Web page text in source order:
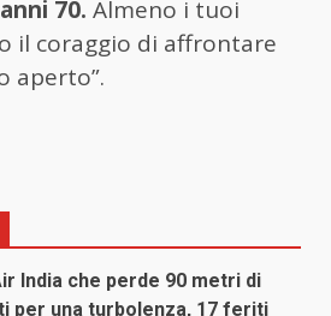
70. Almeno i tuoi
il coraggio di affrontare
aperto”.
India che perde 90 metri di
per una turbolenza, 17 feriti